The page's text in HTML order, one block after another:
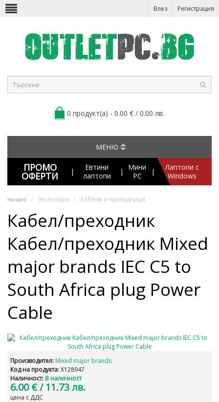
Влез Регистрация
0 продукт(а) - 0.00 € / 0.00 лв.
МЕНЮ
ПРОМО
ОФЕРТИ |
Евтини
лаптопи
|
Мини
PC
|
Лаптопи с
Windows
Начало Аксесоари Кабели и преходници
Кабел/преходник
Кабел/преходник Mixed
major brands IEC C5 to
South Africa plug Power
Cable
Производител: Mixed major brands
Код на продукта:X128947
Наличност: В наличност
6.00 €/ 11.73 лв.
цена с ДДС